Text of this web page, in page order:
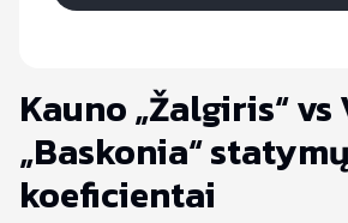
Kauno „Žalgiris“
„Baskonia“ statymų
koeficientai